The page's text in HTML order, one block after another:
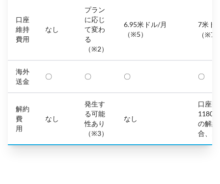
口座
維持
費用
なし
プラン
に応じ
て変わ
る
（※2）
6.95米ドル/月
（※5）
7米ド
（※7
海外
送金
〇 〇 〇 〇
解約
費
用
なし
発生す
る可能
性あり
（※3）
なし
口座
1180
の解
合、